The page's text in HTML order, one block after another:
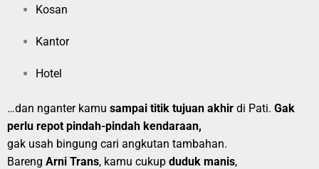
Kosan
Kantor
Hotel
…dan nganter kamu sampai titik tujuan akhir di Pati. Gak
perlu repot pindah-pindah kendaraan,
gak usah bingung cari angkutan tambahan.
Bareng Arni Trans, kamu cukup duduk manis,